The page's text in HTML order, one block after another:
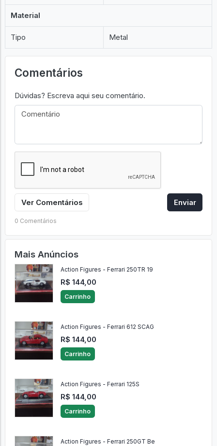
Material
Tipo Metal
Comentários
Dúvidas? Escreva aqui seu comentário.
Ver Comentários Enviar
0 Comentários
Mais Anúncios
Action Figures - Ferrari 250TR 19
R$ 144,00
Carrinho
Action Figures - Ferrari 612 SCAG
R$ 144,00
Carrinho
Action Figures - Ferrari 125S
R$ 144,00
Carrinho
Action Figures - Ferrari 250GT Be